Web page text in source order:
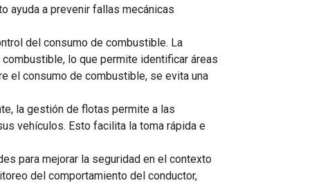
ayuda a prevenir fallas mecánicas
del consumo de combustible. La
lo que permite identificar áreas
el consumo de combustible, se evita una
la gestión de flotas permite a las
vehículos. Esto facilita la toma rápida e
para mejorar la seguridad en el contexto
del comportamiento del conductor,